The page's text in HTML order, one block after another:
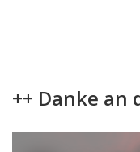
++ Danke an